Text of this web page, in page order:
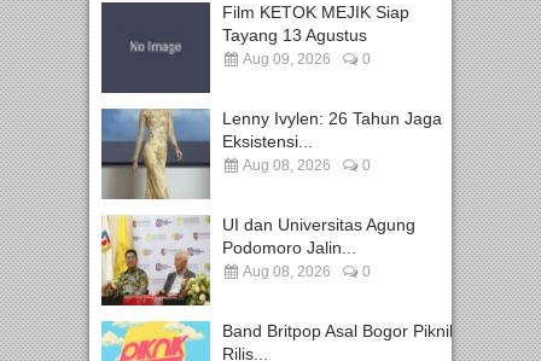
Film KETOK MEJIK Siap
Tayang 13 Agustus
Aug 09, 2026 0
Lenny Ivylen: 26 Tahun Jaga
Eksistensi...
Aug 08, 2026 0
UI dan Universitas Agung
Podomoro Jalin...
Aug 08, 2026 0
Band Britpop Asal Bogor Piknik
Rilis...